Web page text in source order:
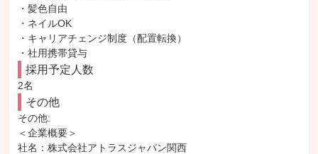
・髪色自由
・ネイルOK
・キャリアチェンジ制度（配置転換）
・社用携帯貸与
採用予定人数
2名
その他
その他:
＜企業概要＞
社名：株式会社アトラスジャパン関西